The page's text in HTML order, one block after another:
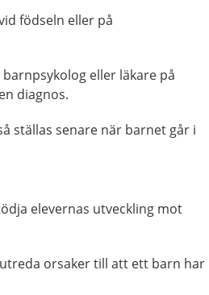
födseln eller på
eller läkare på
diagnos.
ställas senare när barnet går i
elevernas utveckling mot
orsaker till att ett barn har